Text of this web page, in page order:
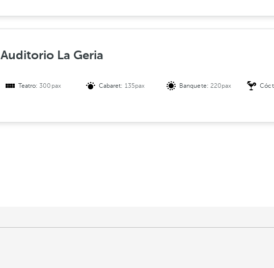
Auditorio La Geria
Teatro:300pax Cabaret: 135pax Banquete: 220pax